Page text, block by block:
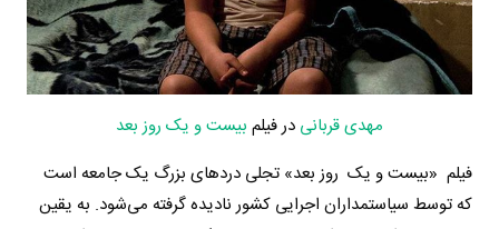
مهدی قربانی در فیلم بیست و یک روز بعد
فیلم «بیست و یک روز بعد» تجلی درد‌های بزرگ یک جامعه است
که توسط سیاستمداران اجرایی کشور نادیده گرفته می‌شود. به یقین